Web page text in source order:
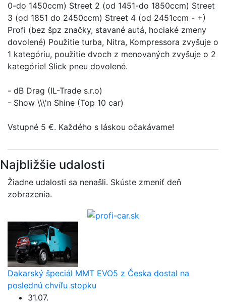
0-do 1450ccm) Street 2 (od 1451-do 1850ccm) Street
3 (od 1851 do 2450ccm) Street 4 (od 2451ccm - +)
Profi (bez špz značky, stavané autá, hociaké zmeny
dovolené) Použitie turba, Nitra, Kompressora zvyšuje o
1 kategóriu, použitie dvoch z menovaných zvyšuje o 2
kategórie! Slick pneu dovolené.
- dB Drag (IL-Trade s.r.o)
- Show \\\'n Shine (Top 10 car)
Vstupné 5 €. Každého s láskou očakávame!
Najbližšie udalosti
Žiadne udalosti sa nenašli. Skúste zmeniť deň
zobrazenia.
Dakarský špeciál MMT EVO5 z Česka dostal na
poslednú chvíľu stopku
31.07.